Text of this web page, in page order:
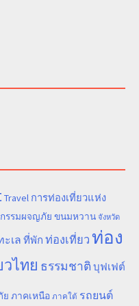
Travel การท่องเที่ยวแห่ง
รรมผจญภัย ขนมหวาน จังหวัด
ะเล ที่พัก ท่องเที่ยวท่อง
วไทย ธรรมชาติ บุฟเฟต์
ย ภาคเหนือ ภาคใต้ รถยนต์